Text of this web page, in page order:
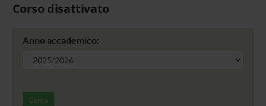
Corso disattivato
Anno accademico:
Cerca